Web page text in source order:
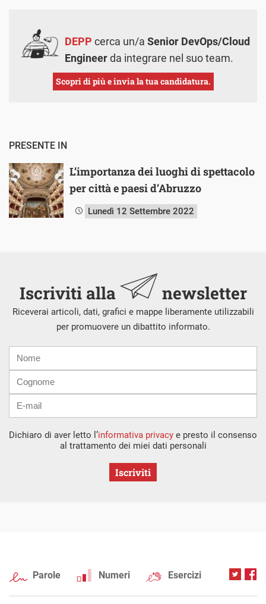
DEPP cerca un/a Senior DevOps/Cloud
Engineerda integrare nel suo team.
Scopri di più e invia la tua candidatura.
PRESENTE IN
L’importanza dei luoghi di spettacolo
per città e paesi d’Abruzzo
Lunedì 12 Settembre 2022
Iscriviti alla newsletter
Riceverai articoli, dati, grafici e mappe liberamente utilizzabili
per promuovere un dibattito informato.
mail
Dichiaro di aver letto l’informativa privacy e presto il consenso
al trattamento dei miei dati personali
Iscriviti
Parole Numeri Esercizi